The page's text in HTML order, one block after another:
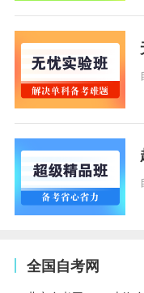
全国自考网